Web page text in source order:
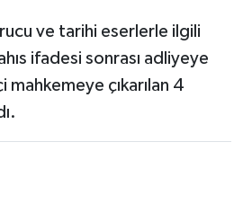
ve tarihi eserlerle ilgili
ifadesi sonrası adliyeye
çıkarılan 4